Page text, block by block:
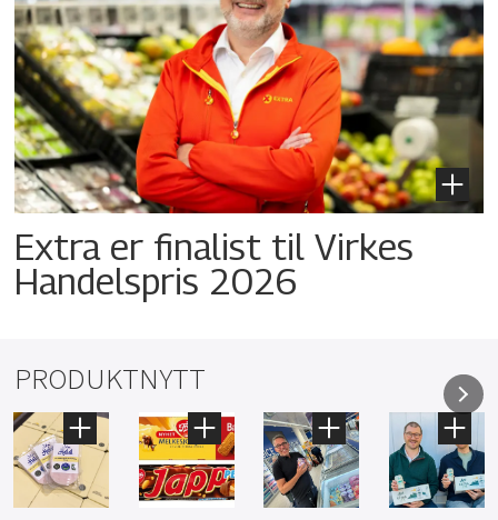
Extra er finalist til Virkes
Handelspris 2026
PRODUKTNYTT